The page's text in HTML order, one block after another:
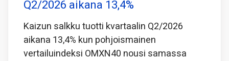
Q2/2026 aikana 13,4%
Kaizun salkku tuotti kvartaalin Q2/2026
aikana 13,4% kun pohjoismainen
vertailuindeksi OMXN40 nousi samassa